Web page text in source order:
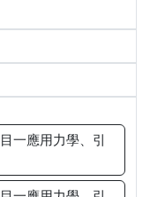
一應用力學、引